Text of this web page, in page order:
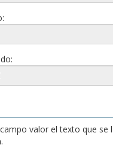
valor el texto que se